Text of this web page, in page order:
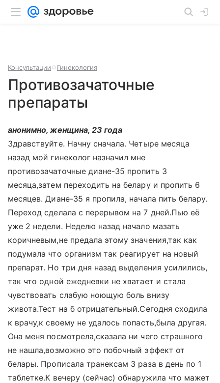
Консультации Гинекология
Противозачаточные
препараты
анонимно, женщина, 23 года
Здравствуйте. Начну сначала. Четыре месяца
назад мой гинеколог назначил мне
противозачаточные диане-35 пропить 3
месяца,затем переходить на белару и пропить 6
месяцев. Диане-35 я пропила, начала пить белару.
Переход сделала с перерывом на 7 дней.Пью её
уже 2 недели. Неделю назад начало мазать
коричневым,не предала этому значения,так как
подумала что организм так реагирует на новый
препарат. Но три дня назад выделения усилились,
так что одной ежедневки не хватает и стала
чувствовать слабую ноющую боль внизу
живота.Тест на б отрицательный.Сегодня сходила
к врачу,к своему не удалось попасть,была другая.
Она меня посмотрела,сказала ни чего страшного
не нашла,возможно это побочный эффект от
белары. Прописала транексам 3 раза в день по 1
таблетке.К вечеру (сейчас) обнаружила что мажет